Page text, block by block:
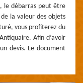
le débarras peut être
la valeur des objets
vous profiterez du
Afin d’avoir
devis. Le document